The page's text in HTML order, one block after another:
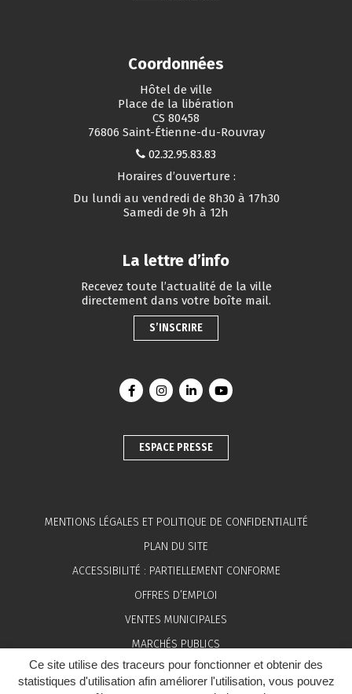
Ce site utilise des traceurs pour fonctionner et obtenir des
statistiques d'utilisation afin améliorer l'utilisation, vous pouvez
Coordonnées
Hôtel de ville
Place de la libération
CS 80458
76806 Saint-Étienne-du-Rouvray
02.32.95.83.83
Horaires d’ouverture :
Du lundi au vendredi de 8h30 à 17h30
Samedi de 9h à 12h
La lettre d’info
Recevez toute l’actualité de la ville
directement dans votre boîte mail.
S’INSCRIRE
Lien vers le compte Facebook
Lien vers le compte Instagram
Lien vers le compte Linkedin
Lien vers la chaîne
ESPACE PRESSE
MENTIONS LÉGALES ET POLITIQUE DE CONFIDENTIALITÉ
PLAN DU SITE
ACCESSIBILITÉ : PARTIELLEMENT CONFORME
OFFRES D’EMPLOI
VENTES MUNICIPALES
MARCHÉS PUBLICS
ESPACE PRESSE